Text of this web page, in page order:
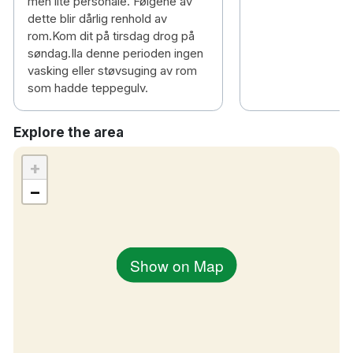
dette blir dårlig renhold av
rom.Kom dit på tirsdag drog på
søndag.Ila denne perioden ingen
vasking eller støvsuging av rom
som hadde teppegulv.
Explore the area
Show on Map
+
−